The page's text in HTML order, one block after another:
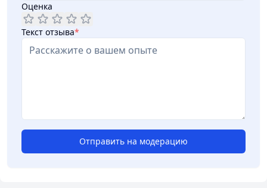
Оценка
Текст отзыва*
Отправить на модерацию